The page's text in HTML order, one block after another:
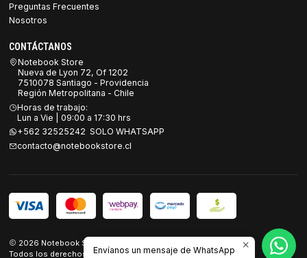
Preguntas Frecuentes
Nosotros
CONTÁCTANOS
Notebook Store
Nueva de Lyon 72, Of 1202
7510078 Santiago - Providencia
Región Metropolitana - Chile
Horas de trabajo:
Lun a Vie | 09:00 a 17:30 hrs
+562 32525242 SOLO WHATSAPP
contacto@notebookstore.cl
2026 Notebook Store.
Todos los derechos reservados.Desarrollado por Jumpseller
Envíanos un mensaje de WhatsApp